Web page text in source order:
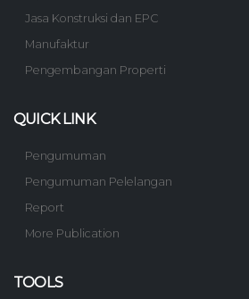
Jasa Konstruksi dan EPC
Manufaktur
Pengembangan Properti
QUICK LINK
Pengumuman
Pengumuman Pelelangan
Report
More Publication
TOOLS